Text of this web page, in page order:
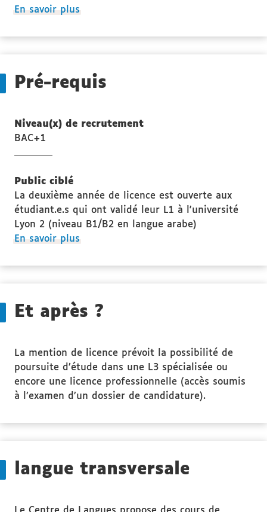
En savoir plus
des
Pré-requis
Niveau(x) de recrutement
BAC+1
Public ciblé
La deuxième année de licence est ouverte aux
étudiant.e.s qui ont validé leur L1 à l'université
Lyon 2 (niveau B1/B2 en langue arabe)
En savoir plus
des
Et après ?
La mention de licence prévoit la possibilité de
poursuite d’étude dans une L3 spécialisée ou
encore une licence professionnelle (accès soumis
à l’examen d’un dossier de candidature).
langue transversale